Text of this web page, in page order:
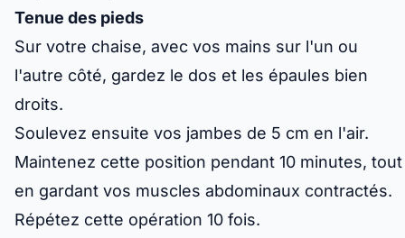
Tenue des pieds
Sur votre chaise, avec vos mains sur l'un ou
l'autre côté, gardez le dos et les épaules bien
droits.
Soulevez ensuite vos jambes de 5 cm en l'air.
Maintenez cette position pendant 10 minutes, tout
en gardant vos muscles abdominaux contractés.
Répétez cette opération 10 fois.